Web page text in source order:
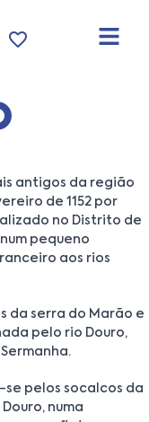
antigos da região
de 1152 por
no Distrito de
pequeno
aos rios
da serra do Marão e
pelo rio Douro,
se pelos socalcos da
numa